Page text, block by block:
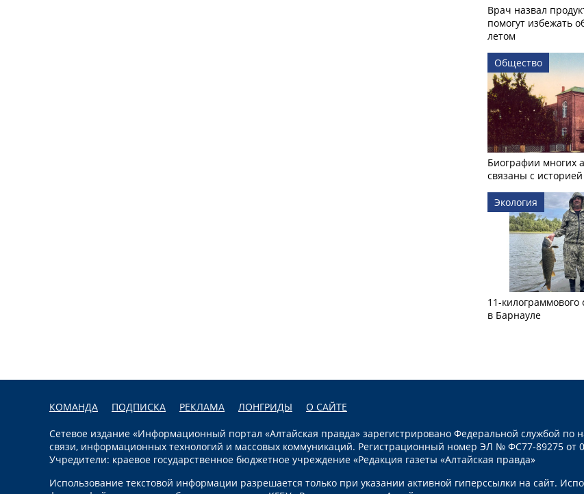
Врач назвал
помогут избежать
летом
Общество
Биографии многих
связаны с
Экология
11-
в Барнауле
КОМАНДА ПОДПИСКА РЕКЛАМА ЛОНГРИДЫ О САЙТЕ
Сетевое издание «Информационный портал «Алтайская правда» зарегистрировано Федеральной службой по
связи, информационных технологий и массовых коммуникаций. Регистрационный номер ЭЛ № ФС77-89275 от
Учредители: краевое государственное бюджетное учреждение «Редакция газеты «Алтайская правда»
Использование текстовой информации разрешается только при указании активной гиперссылки на сайт.